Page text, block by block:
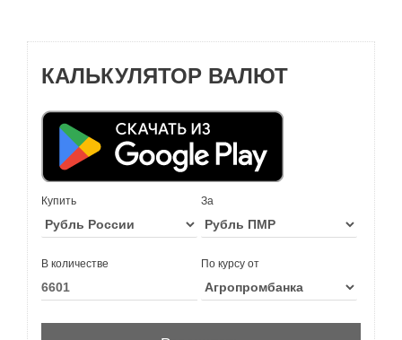
КАЛЬКУЛЯТОР ВАЛЮТ
Купить За
В количестве По курсу от